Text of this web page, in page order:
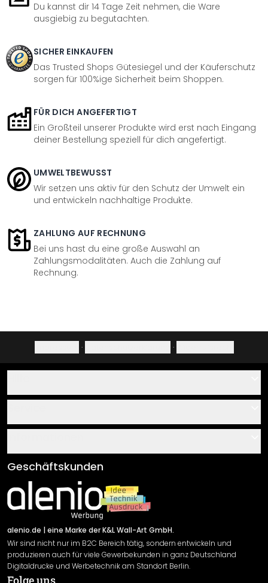
Du kannst dir 14 Tage Zeit nehmen, die Ware
ausgiebig zu begutachten.
SICHER EINKAUFEN
Das Trusted Shops Gütesiegel und der Käuferschutz
sorgen für 100%ige Sicherheit beim Shoppen.
FÜR DICH ANGEFERTIGT
Ein Großteil unserer Produkte wird erst nach Eingang
deiner Bestellung speziell für dich angefertigt.
UMWELTBEWUSST
Wir setzen uns aktiv für den Schutz der Umwelt ein
und entwickeln nachhaltige Produkte.
ZAHLUNG AUF RECHNUNG
Bei uns hast du eine große Auswahl an
Zahlungsmodalitäten. Auch die Zahlung auf
Rechnung.
· ·
Über uns
Klebe- und Montageanleitungen
Newsletter An-/Abmeldung
Sendungsverfolgung
AGB
Impressum
Versand & Zahlung
Rücksendung
Widerrufsrecht
Datenschutzerklärung
Geschäftskunden
alenio.de | eine Marke der K&L Wall-Art GmbH.
Wir sind nicht nur im B2C Bereich tätig, sondern entwickeln und
produzieren auch für viele Gewerbekunden in ganz Deutschland
Digitaldrucke und Werbetechnik am Standort Berlin.
Folge uns